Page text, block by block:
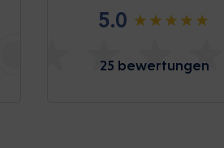
5.0
25 bewertungen